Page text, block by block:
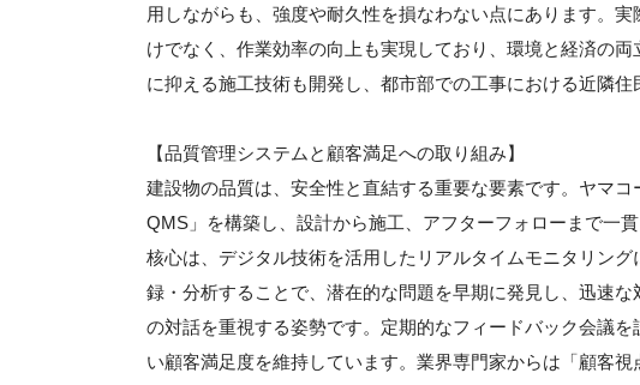
用しながらも、強度や耐久性を損なわない点にあります。
けでなく、作業効率の向上も実現しており、環境と経済の
に抑える施工技術も開発し、都市部での工事における近隣住
【品質管理システムと顧客満足への取り組み】
建設物の品質は、安全性と直結する重要な要素です。ヤマ
QMS」を構築し、設計から施工、アフターフォローまで一
核心は、デジタル技術を活用したリアルタイムモニタリン
録・分析することで、潜在的な問題を早期に発見し、迅速
の対話を重視する姿勢です。定期的なフィードバック会議
い顧客満足度を維持しています。業界専門家からは「顧客